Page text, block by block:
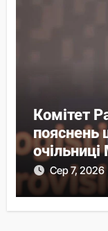
Комітет
пояснень
Сер 7, 2026